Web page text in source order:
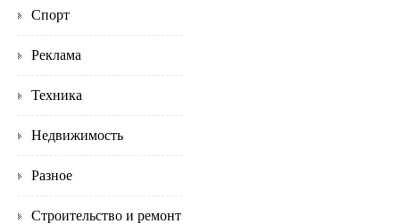
Спорт
Реклама
Техника
Недвижимость
Разное
Строительство и ремонт